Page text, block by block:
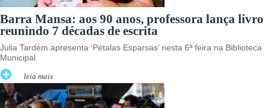
Barra Mansa: aos 90 anos, professora lança livro
reunindo 7 décadas de escrita
Julia Tardém apresenta ‘Pétalas Esparsas’ nesta 6ª feira na Biblioteca
Municipal
leia mais